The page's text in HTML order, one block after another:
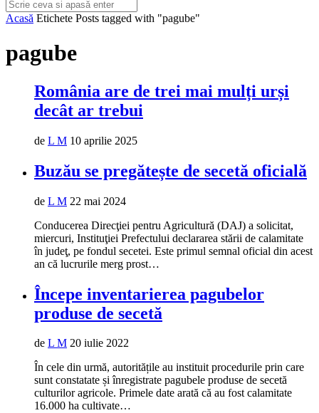
Acasă Etichete Posts tagged with "pagube"
pagube
România are de trei mai mulți urși
decât ar trebui
de L M 10 aprilie 2025
Buzău se pregătește de secetă oficială
de L M 22 mai 2024
Conducerea Direcţiei pentru Agricultură (DAJ) a solicitat,
miercuri, Instituţiei Prefectului declararea stării de calamitate
în judeţ, pe fondul secetei. Este primul semnal oficial din acest
an că lucrurile merg prost…
Începe inventarierea pagubelor
produse de secetă
de L M 20 iulie 2022
În cele din urmă, autoritățile au instituit procedurile prin care
sunt constatate și înregistrate pagubele produse de secetă
culturilor agricole. Primele date arată că au fost calamitate
16.000 ha cultivate…